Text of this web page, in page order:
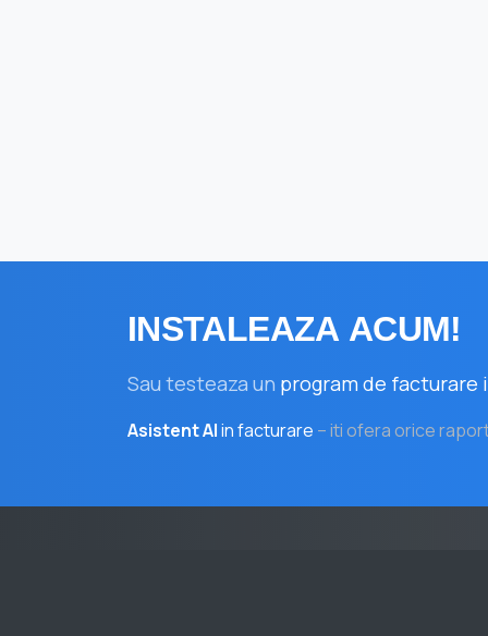
INSTALEAZA ACUM!
Sau testeaza un program de
Asistent AIin facturare – iti ofera orice